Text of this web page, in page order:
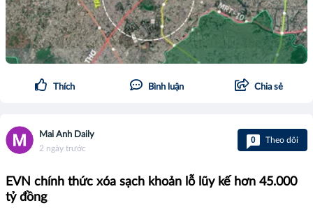
Thích Bình luận Chia sẻ
Mai Anh Daily
2 ngày trước
0 Theo dõi
EVN chính thức xóa sạch khoản lỗ lũy kế hơn 45.000
tỷ đồng